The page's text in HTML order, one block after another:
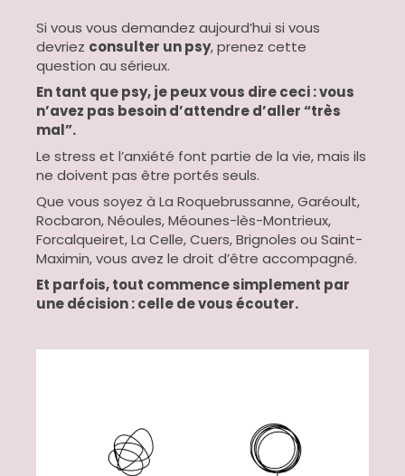
Si vous vous demandez aujourd’hui si vous
devriez consulter un psy, prenez cette
question au sérieux.
En tant que psy, je peux vous dire ceci : vous
n’avez pas besoin d’attendre d’aller “très
mal”.
Le stress et l’anxiété font partie de la vie, mais ils
ne doivent pas être portés seuls.
Que vous soyez à La Roquebrussanne, Garéoult,
Rocbaron, Néoules, Méounes-lès-Montrieux,
Forcalqueiret, La Celle, Cuers, Brignoles ou Saint-
Maximin, vous avez le droit d’être accompagné.
Et parfois, tout commence simplement par
une décision : celle de vous écouter.